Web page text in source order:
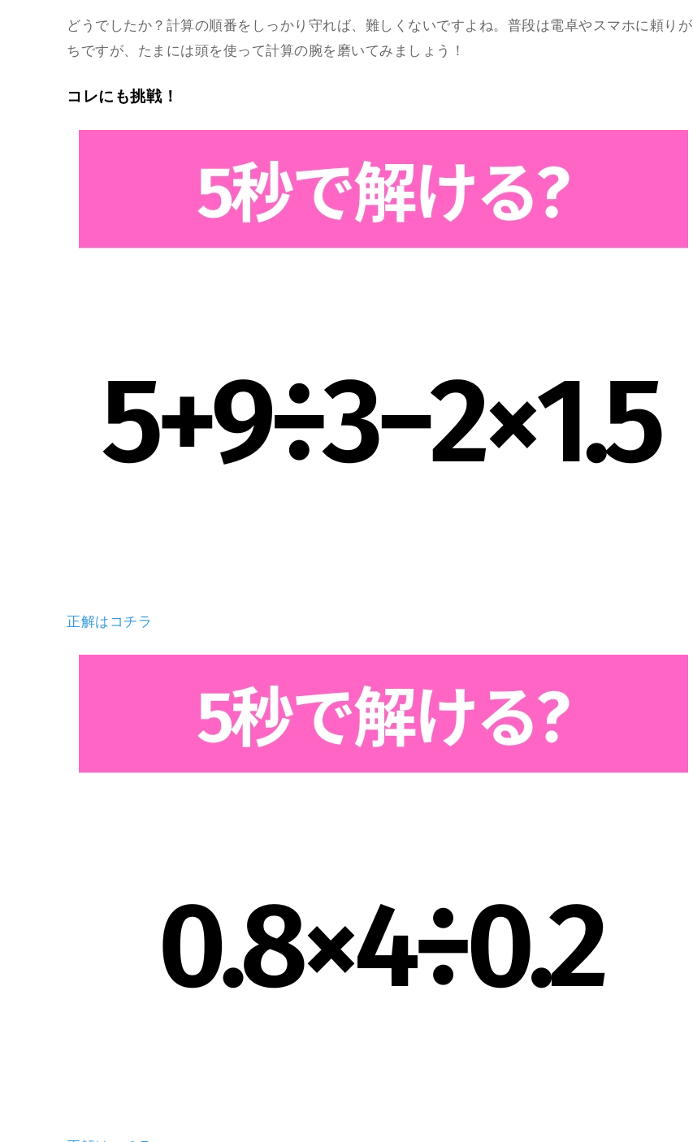
どうでしたか？計算の順番をしっかり守れば、難しくないですよね。普段は電卓やスマホに頼りが
ちですが、たまには頭を使って計算の腕を磨いてみましょう！
コレにも挑戦！
正解はコチラ